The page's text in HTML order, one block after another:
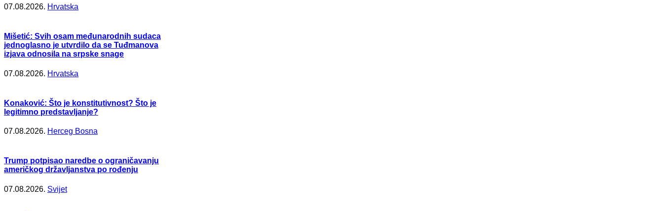
07.08.2026. Hrvatska
Mišetić: Svih osam međunarodnih sudaca
jednoglasno je utvrdilo da se Tuđmanova
izjava odnosila na srpske snage
07.08.2026. Hrvatska
Konaković: Što je konstitutivnost? Što je
legitimno predstavljanje?
07.08.2026. Herceg Bosna
Trump potpisao naredbe o ograničavanju
američkog državljanstva po rođenju
07.08.2026. Svijet